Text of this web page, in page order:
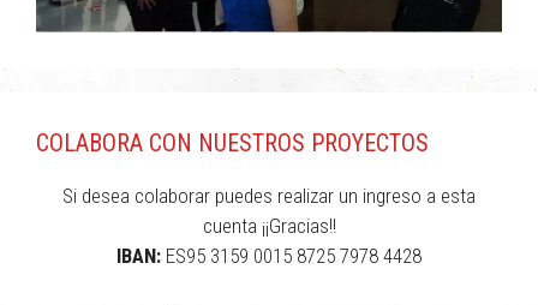
COLABORA CON NUESTROS PROYECTOS
Si desea colaborar puedes realizar un ingreso a esta
cuenta ¡¡Gracias!!
IBAN: ES95 3159 0015 8725 7978 4428